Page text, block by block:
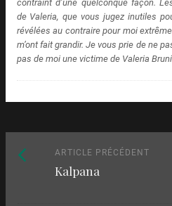
contraint d’une quelconque façon.
de Valeria, que vous jugez inutiles
révélées au contraire pour moi
m’ont fait grandir. Je vous prie de ne
pas de moi une victime de Valeria
Naviguez
parmi
ARTICLE PRÉCÉDENT
Kalpana